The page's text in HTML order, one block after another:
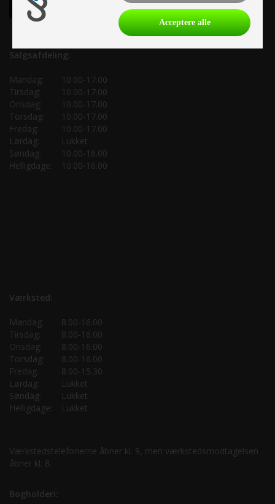
Salgsafdeling:
Mandag:
10.00-17.00
Tirsdag:
10.00-17.00
Onsdag:
10.00-17.00
Torsdag:
10.00-17.00
Fredag:
10.00-17.00
Lørdag:
Lukket
Søndag:
10.00-16.00
Helligdage:
10.00-16.00
Værksted:
Mandag:
8.00-16.00
Tirsdag:
8.00-16.00
Onsdag:
8.00-16.00
Torsdag:
8.00-16.00
Fredag:
8.00-15.30
Lørdag:
Lukket
Søndag:
Lukket
Helligdage:
Lukket
Værkstedstelefonerne åbner kl. 9, men værkstedsmodtagelsen
åbner kl. 8.
Bogholderi:
Acceptere alle